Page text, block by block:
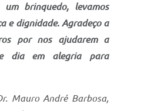
brinquedo, levamos
e dignidade. Agradeço a
por nos ajudarem a
dia em alegria para
Mauro André Barbosa,